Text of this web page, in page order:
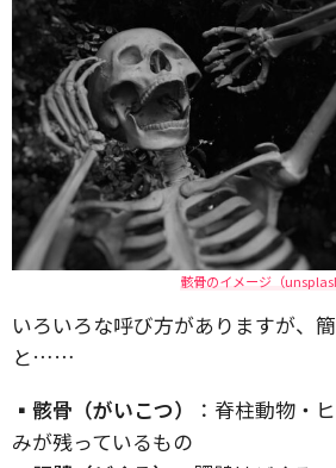
骸骨のイメージ（unsplash
いろいろな呼び方がありますが、
と……
▪︎骸骨（がいこつ）
：脊柱動物・
みが残っているもの